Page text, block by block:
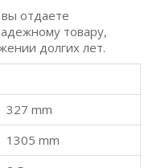
отдаете
товару,
долгих лет.
327 mm
1305 mm